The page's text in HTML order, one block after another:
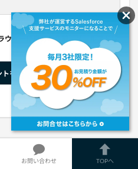
ザーに自分の名前、メールアドレ
お問い合わせ TOPへ